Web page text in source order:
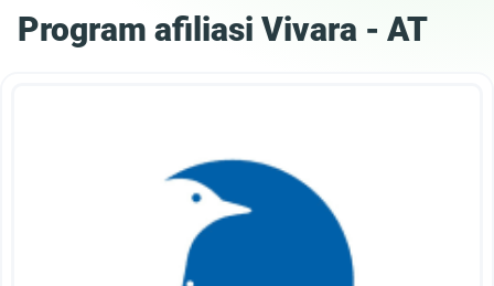
Program afiliasi Vivara - AT